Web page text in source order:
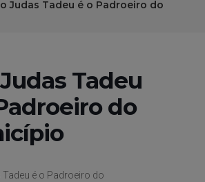
Judas Tadeu é o Padroeiro do
Tadeu
do
é o Padroeiro do